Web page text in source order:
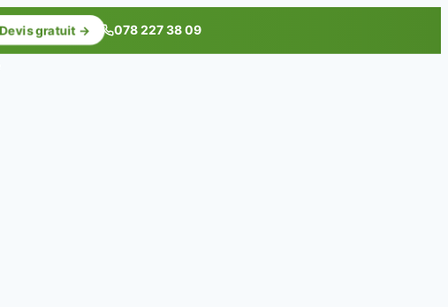
Devis gratuit → 078 227 38 09